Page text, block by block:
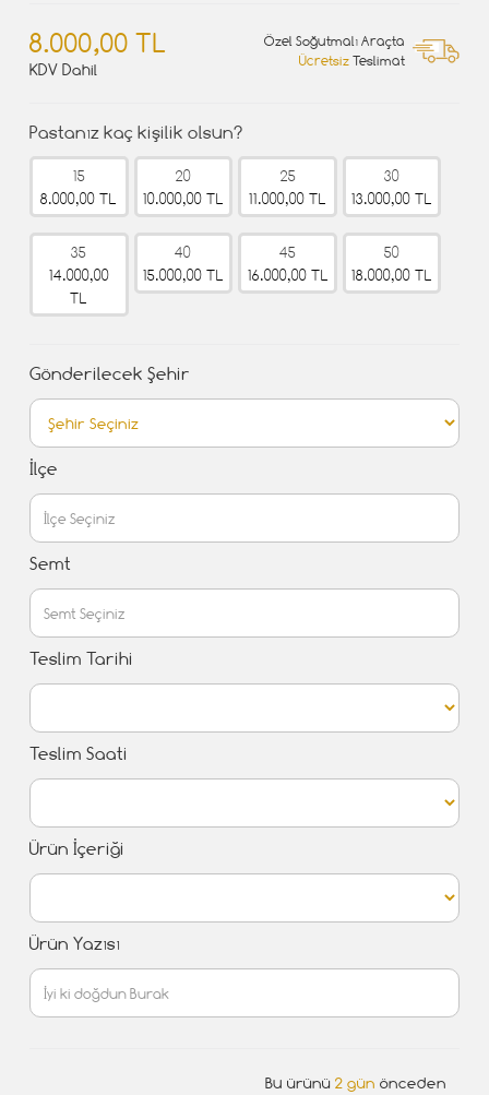
8.000,00 TL
KDV Dahil
Özel Soğutmalı Araçta
Ücretsiz Teslimat
Pastanız kaç kişilik olsun?
15
8.000,00 TL
20
10.000,00 TL
25
11.000,00 TL
30
13.000,00 TL
35
14.000,00
TL
40
15.000,00 TL
45
16.000,00 TL
50
18.000,00 TL
Gönderilecek Şehir
İlçe
Semt
Teslim Tarihi
Teslim Saati
Ürün İçeriği
Ürün Yazısı
Bu ürünü 2 gün önceden